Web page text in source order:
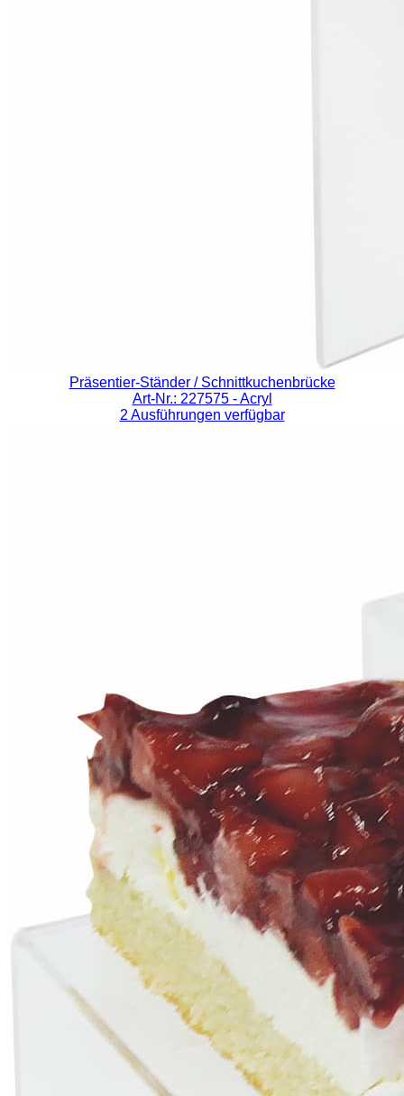
Präsentier-Ständer / Schnittkuchenbrücke
Art-Nr.: 227575 - Acryl
2 Ausführungen verfügbar